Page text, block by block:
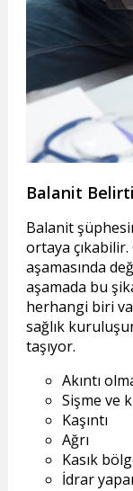
Balanit
Balanit
ortaya
aşamasında
aşamada bu
herhangi biri
sağlık
taşıyor.
Akıntı
Sişme ve
Kaşıntı
Ağrı
Kasık
İdrar